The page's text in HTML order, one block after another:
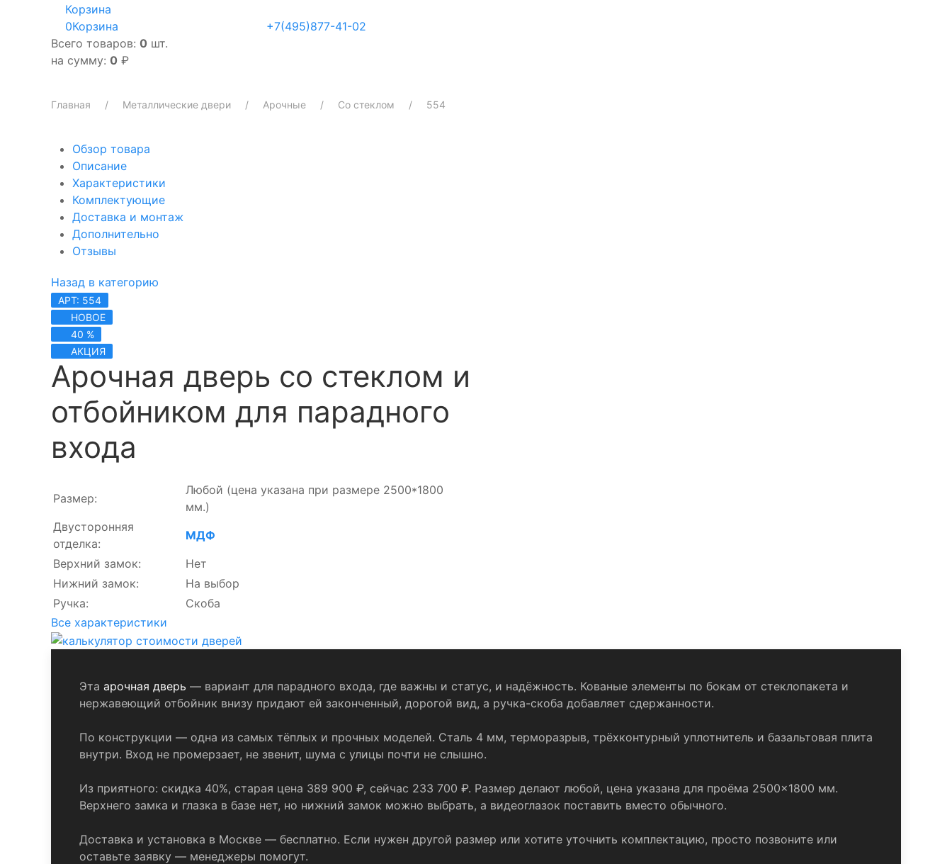
Корзина
0Корзина
Всего товаров: 0 шт.
на сумму: 0 ₽
+7(495)877-41-02
Главная Металлические двери Арочные Со стеклом 554
Обзор товара
Описание
Характеристики
Комплектующие
Доставка и монтаж
Дополнительно
Отзывы
Назад в категорию
АРТ: 554
НОВОЕ
40 %
АКЦИЯ
Арочная дверь со стеклом и
отбойником для парадного
входа
Размер:
Любой (цена указана при размере 2500*1800
мм.)
Двусторонняя
отделка:
МДФ
Верхний замок:
Нет
Нижний замок:
На выбор
Ручка:
Скоба
Все характеристики
Эта арочная дверь — вариант для парадного входа, где важны и статус, и надёжность. Кованые элементы по бокам от стеклопакета и
нержавеющий отбойник внизу придают ей законченный, дорогой вид, а ручка-скоба добавляет сдержанности.
По конструкции — одна из самых тёплых и прочных моделей. Сталь 4 мм, терморазрыв, трёхконтурный уплотнитель и базальтовая плита
внутри. Вход не промерзает, не звенит, шума с улицы почти не слышно.
Из приятного: скидка 40%, старая цена 389 900 ₽, сейчас 233 700 ₽. Размер делают любой, цена указана для проёма 2500×1800 мм.
Верхнего замка и глазка в базе нет, но нижний замок можно выбрать, а видеоглазок поставить вместо обычного.
Доставка и установка в Москве — бесплатно. Если нужен другой размер или хотите уточнить комплектацию, просто позвоните или
оставьте заявку — менеджеры помогут.